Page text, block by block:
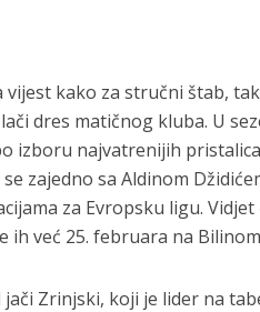
vijest kako za stručni štab,
dres matičnog kluba. U
izboru najvatrenijih
zajedno sa Aldinom
za Evropsku ligu.
ih već 25. februara na
jači Zrinjski, koji je lider na